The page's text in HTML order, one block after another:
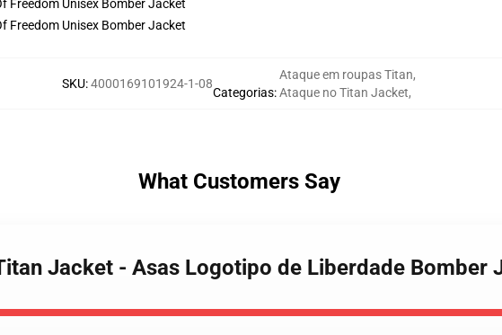
SKU:4000169101924-1-08
Categorias:
Ataque em roupas Titan,
Ataque no Titan Jacket,
What Customers Say
Jacket - Asas Logotipo de Liberdade Bomber